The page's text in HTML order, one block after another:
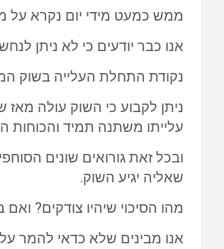
ממש כמעט מידי יום נקרא
אנו כבר יודעים כי לא ניתן
נקודת התחלת העלייה בשוק
עלייתו משתנה תמיד והכוחות
ובכל זאת גורואים שונים
שאליה יגיע השוק.
מהו הסיכוי שיהיו צודקים?
אנו מבינים שלא כדאי להמר